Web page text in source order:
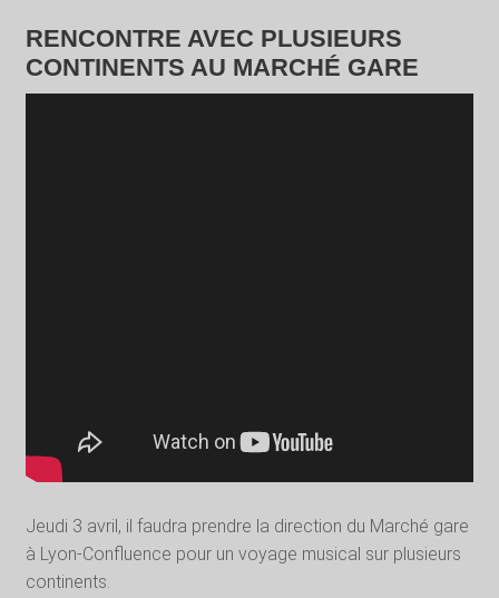
RENCONTRE AVEC PLUSIEURS
CONTINENTS AU MARCHÉ GARE
Jeudi 3 avril, il faudra prendre la direction du Marché gare
à Lyon-Confluence pour un voyage musical sur plusieurs
continents.